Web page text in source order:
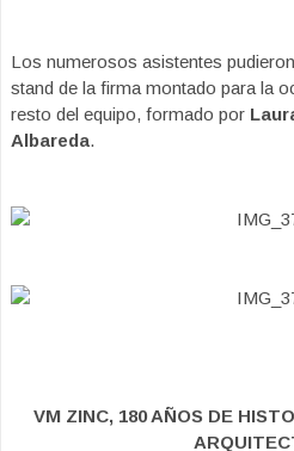
Los numerosos asistentes
stand de la firma montado para la
resto del equipo, formado por
Albareda.
VM ZINC, 180 AÑOS DE